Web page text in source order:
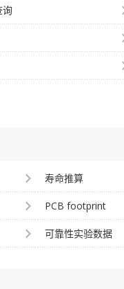
询
寿命推算
PCB footprint
可靠性实验数据